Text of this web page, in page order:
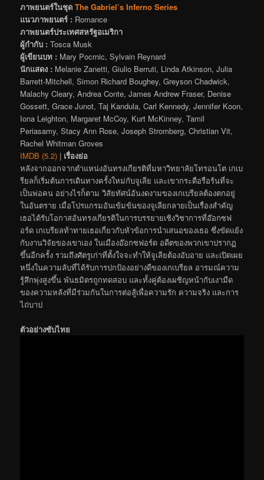
ภาพยนตร์ในชุดThe Gabriel’s Inferno Series
แนวภาพยนตร์ : Romance
ภาพยนตร์ประเทศสหรัฐอเมริกา
ผู้กำกับ : Tosca Musk
ผู้เขียนบท : Mary Pocrnic, Sylvain Reynard
นักแสดง : Melanie Zanetti, Giulio Berruti, Linda Atkinson, Julia
Barrett-Mitchell, Simon Richard Boughey, Greyson Chadwick,
Malachy Cleary, Andrea Conte, James Andrew Fraser, Denise
Gossett, Grace Junot, Taj Kandula, Carl Kennedy, Jennifer Koon,
Iona Leighton, Margaret McCoy, Kurt McKinney, Tamil
Periasamy, Stacy Ann Rose, Joseph Stromberg, Christian Vit,
Rachel Whitman Groves
IMDB (5.2) | เรื่องย่อ
หลังจากออกจากตำแหน่งอันทรงเกียรติที่มหาวิทยาลัยโทรอนโต เกเบ
รียลก็เริ่มต้นการเดินทางครั้งใหม่กับจูเลีย และเขากระตือรือร้นที่จะ
เป็นพ่อคน อย่างไรก็ตาม วิสัยทัศน์อันงดงามของเกเบรียลต้องตกอยู่
ในอันตราย เมื่อโปรแกรมอันเข้มข้นของจูเลียกลายเป็นเรื่องสำคัญ
เธอได้รับโอกาสอันทรงเกียรติในการบรรยายเชิงวิชาการที่อ๊อกซฟ
อร์ด เกเบรียลท้าทายเธอเกี่ยวกับหัวข้อการนำเสนอของเธอ ซึ่งขัดแย้ง
กับงานวิจัยของเขาเอง ในเมืองอ๊อกซฟอร์ด อดีตของพวกเขาปรากฏ
ขึ้นอีกครั้ง รวมถึงศัตรูเก่าที่ตั้งใจจะทำให้จูเลียต้องอับอาย และเปิดเผย
หนึ่งในความลับที่ได้รับการปกป้องอย่างดีของเกเบรียล อารมณ์ความ
รู้สึกพุ่งสูงขึ้น พันธมิตรถูกทดสอบ และทั้งคู่ต้องเผชิญหน้ากับเงามืด
ของความหลังที่มีร่วมกันในการต่อสู้เพื่อความรัก ความจริง และการ
ไถ่บาป
ตัวอย่างซับไทย